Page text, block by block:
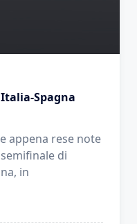
Spagna
appena rese note
di
in